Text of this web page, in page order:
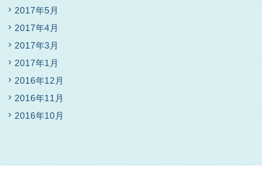
2017年5月
2017年4月
2017年3月
2017年1月
2016年12月
2016年11月
2016年10月